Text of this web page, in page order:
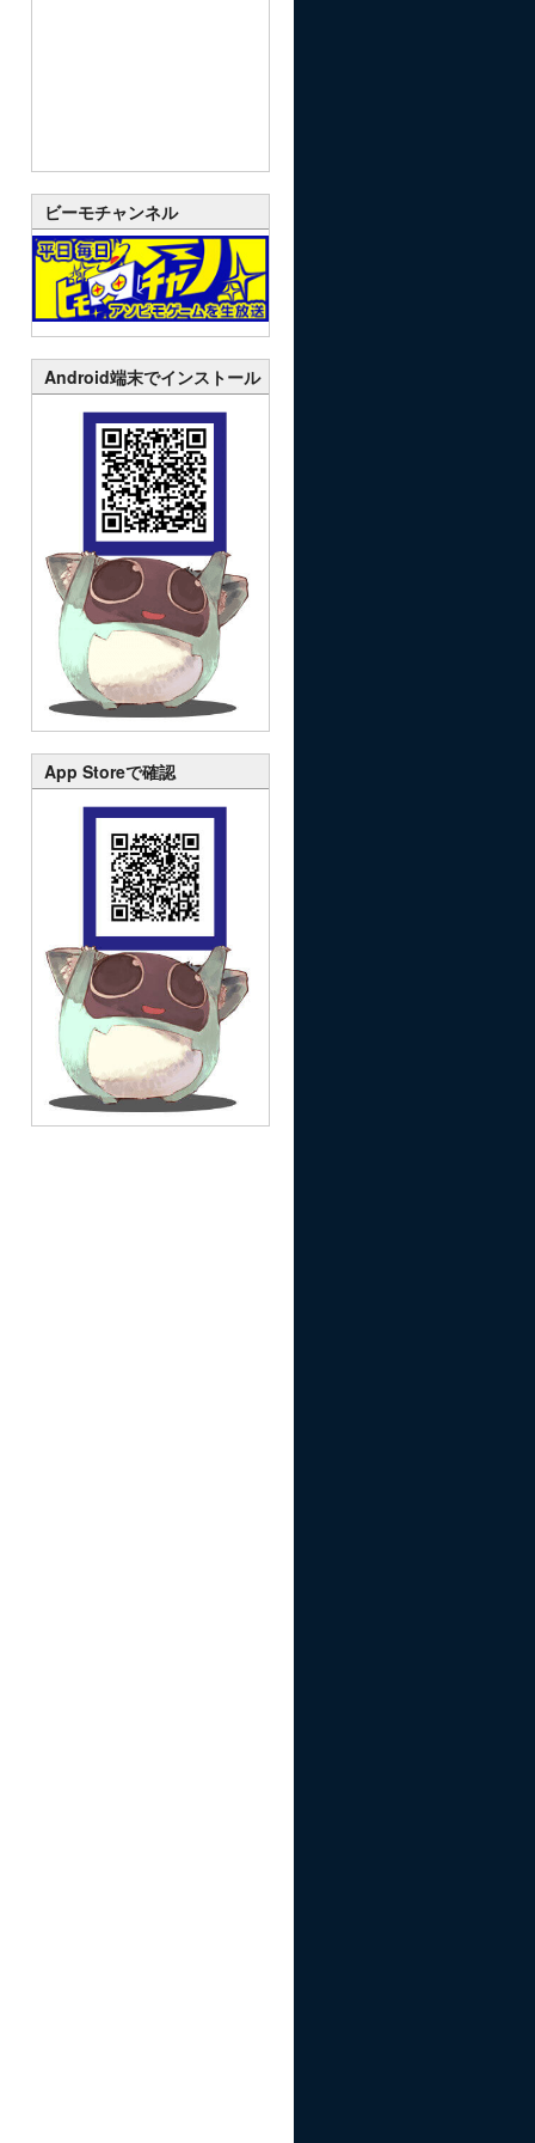
ビーモチャンネル
Android端末でインストール
App Storeで確認